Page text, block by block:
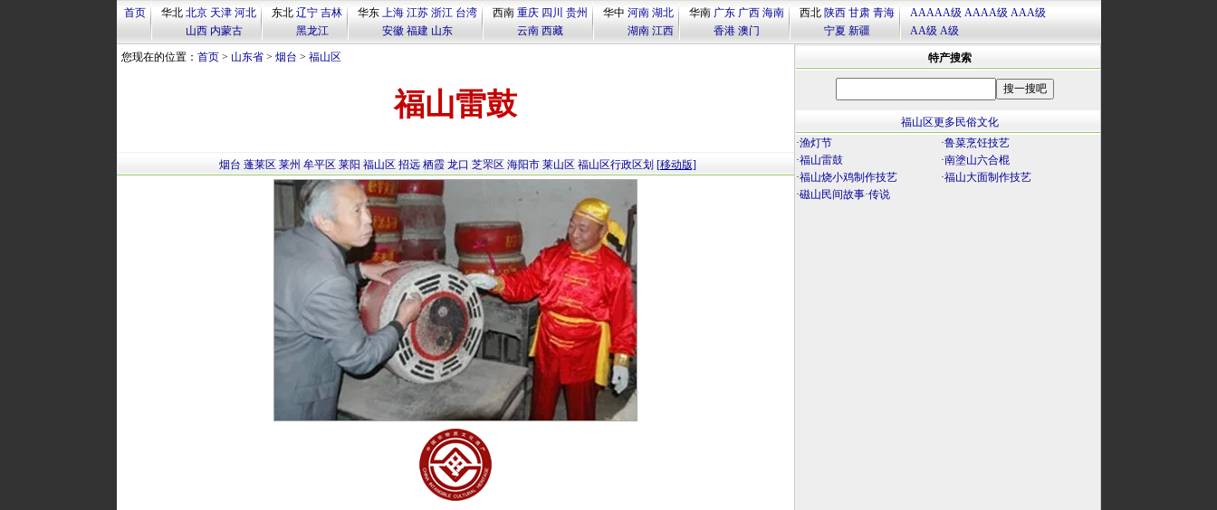
首页 华北 北京 天津 河北
山西 内蒙古
东北 辽宁 吉林
黑龙江
华东 上海 江苏 浙江 台湾
安徽 福建 山东
西南 重庆 四川 贵州
云南 西藏
华中 河南 湖北
湖南 江西
华南 广东 广西 海南
香港 澳门
西北 陕西 甘肃 青海
宁夏 新疆
AAAAA级 AAAA级 AAA级
AA级 A级
您现在的位置： 首页> 山东省> 烟台 > 福山区
福山雷鼓
烟台 蓬莱区 莱州 牟平区 莱阳 福山区 招远 栖霞 龙口 芝罘区 海阳市 莱山区 福山区行政区划 [移动版]
特产搜索
福山区更多民俗文化
·渔灯节 ·鲁菜烹饪技艺
·福山雷鼓 ·南塗山六合棍
·福山烧小鸡制作技艺 ·福山大面制作技艺
·磁山民间故事·传说